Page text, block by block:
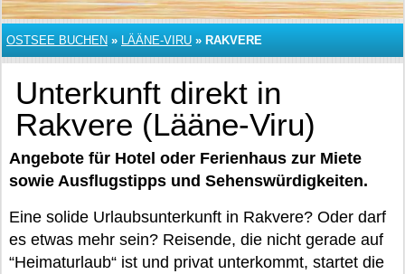
OSTSEE BUCHEN » LÄÄNE-VIRU » RAKVERE
Unterkunft direkt in
Rakvere (Lääne-Viru)
Angebote für Hotel oder Ferienhaus zur Miete
sowie Ausflugstipps und Sehenswürdigkeiten.
Eine solide Urlaubsunterkunft in Rakvere? Oder darf
es etwas mehr sein? Reisende, die nicht gerade auf
“Heimaturlaub“ ist und privat unterkommt, startet die